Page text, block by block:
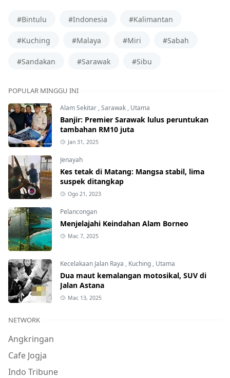
#Bintulu #Indonesia #Kalimantan
#Kuching #Malaya #Miri #Sabah
#Sandakan #Sarawak #Sibu
POPULAR MINGGU INI
Alam Sekitar ,Sarawak , Utama
Banjir: Premier Sarawak lulus peruntukan
tambahan RM10 juta
Jan 31, 2025
Jenayah
Kes tetak di Matang: Mangsa stabil, lima
suspek ditangkap
Ogo 21, 2023
Pelancongan
Menjelajahi Keindahan Alam Borneo
Mac 7, 2025
Kecelakaan Jalan Raya , Kuching , Utama
Dua maut kemalangan motosikal, SUV di
Jalan Astana
Mac 13, 2025
NETWORK
Angkringan
Cafe Jogja
Indo Tribune